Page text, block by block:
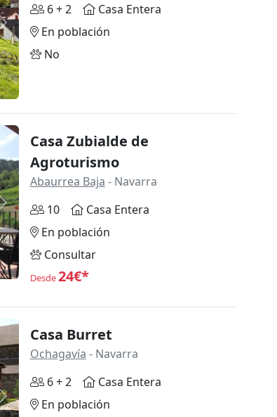
Siguiente
6 + 2
Casa Entera
En población
No
Siguiente
Casa Zubialde de
Agroturismo
Abaurrea Baja - Navarra
10
Casa Entera
En población
Consultar
Desde24€*
Siguiente
Casa Burret
Ochagavía - Navarra
6 + 2
Casa Entera
En población